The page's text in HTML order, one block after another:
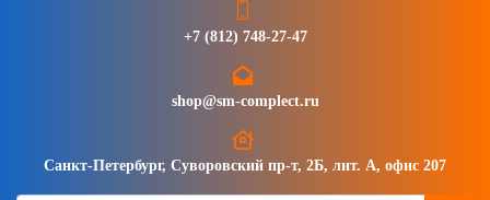
+7 (812) 748-27-47
shop@sm-complect.ru
Санкт-Петербург, Суворовский пр-т, 2Б, лит. А, офис 207